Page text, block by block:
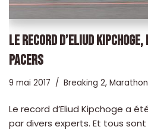
LE RECORD D’ELIUD
PACERS
9 mai 2017 Breaking 2, Marathon
Le record d’Eliud Kipchoge a
par divers experts. Et tous